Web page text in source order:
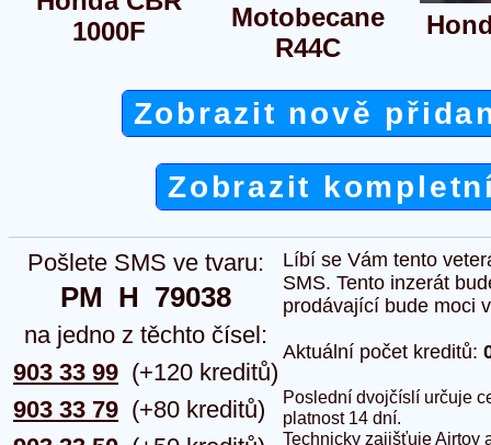
1000F
Motobecane
R44C
Zobrazit nově
Zobrazit
Pošlete SMS ve tvaru:
PM  H  79038
na jedno z těchto čísel:
903 33 99
903 33 79
(+120 kreditů)
(+80 kreditů)
Líbí se Vám tento
SMS. Tento inzerát
prodávající bude moci
Aktuální počet kreditů:
Poslední dvojčíslí určuje
platnost 14 dní.
Technicky zajišťuje Airtoy